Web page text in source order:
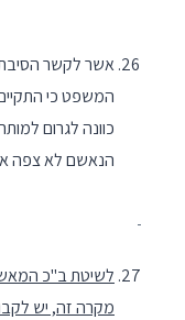
אשר לקשר
המשפט כי
כוונה לגרום
הנאשם לא צפה
לשיטת ב"כ
מקרה זה, יש